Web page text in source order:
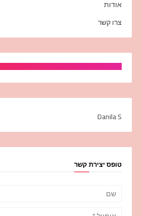
אודות
צרו קשר
Danila S
טופס יצירת קשר